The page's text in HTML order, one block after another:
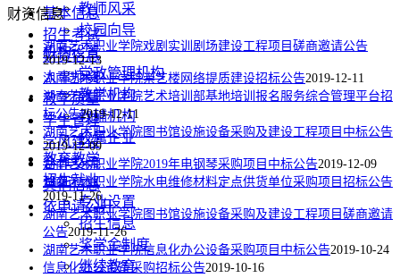
教师风采
校园向导
机构设置
党政管理机构
教学机构
教辅机构
校属企业
教育教学
招生就业
专业设置
招生信息
奖学金制度
继续教育
基本信息
招生考试
财资信息
人事师资
教学质量
学生管理
学风建设
合作交流
其他信息
依申请公开
财资信息
湖南艺术职业学院戏剧实训剧场建设工程项目磋商邀请公告
2019-12-13
湖南艺术职业学院崇艺楼网络提质建设招标公告2019-12-11
湖南艺术职业学院艺术培训部基地培训报名服务综合管理平台招
标公告2019-12-11
湖南艺术职业学院图书馆设施设备采购及建设工程项目中标公告
2019-12-09
湖南艺术职业学院2019年电钢琴采购项目中标公告2019-12-09
湖南艺术职业学院水电维修材料定点供货单位采购项目​招标公告
2019-11-26
湖南艺术职业学院图书馆设施设备采购及建设工程项目​磋商邀请
公告2019-11-26
湖南艺术职业学院信息化办公设备采购项目中标公告2019-10-24
信息化办公设备采购招标公告2019-10-16